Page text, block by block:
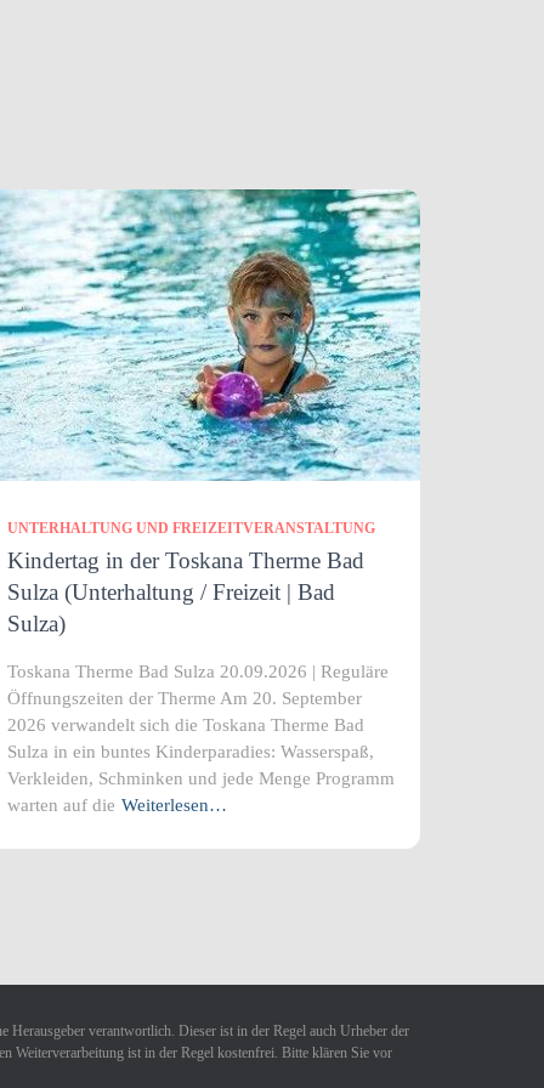
UNTERHALTUNG UND FREIZEITVERANSTALTUNG
Kindertag in der Toskana Therme Bad
Sulza (Unterhaltung / Freizeit | Bad
Sulza)
Toskana Therme Bad Sulza 20.09.2026 | Reguläre
Öffnungszeiten der Therme Am 20. September
2026 verwandelt sich die Toskana Therme Bad
Sulza in ein buntes Kinderparadies: Wasserspaß,
Verkleiden, Schminken und jede Menge Programm
warten auf die Weiterlesen…
Herausgeber verantwortlich. Dieser ist in der Regel auch Urheber der
Weiterverarbeitung ist in der Regel kostenfrei. Bitte klären Sie vor